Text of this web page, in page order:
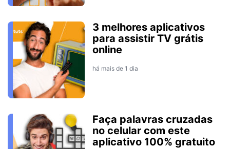
3 melhores aplicativos
para assistir TV grátis
online
há mais de 1 dia
Faça palavras cruzadas
no celular com este
aplicativo 100% gratuito